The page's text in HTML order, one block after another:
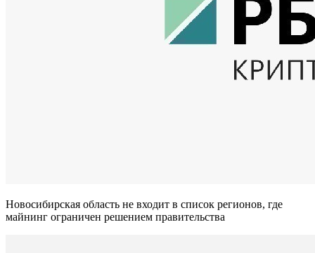
Новосибирская область не входит в список регионов, где
майнинг ограничен решением правительства